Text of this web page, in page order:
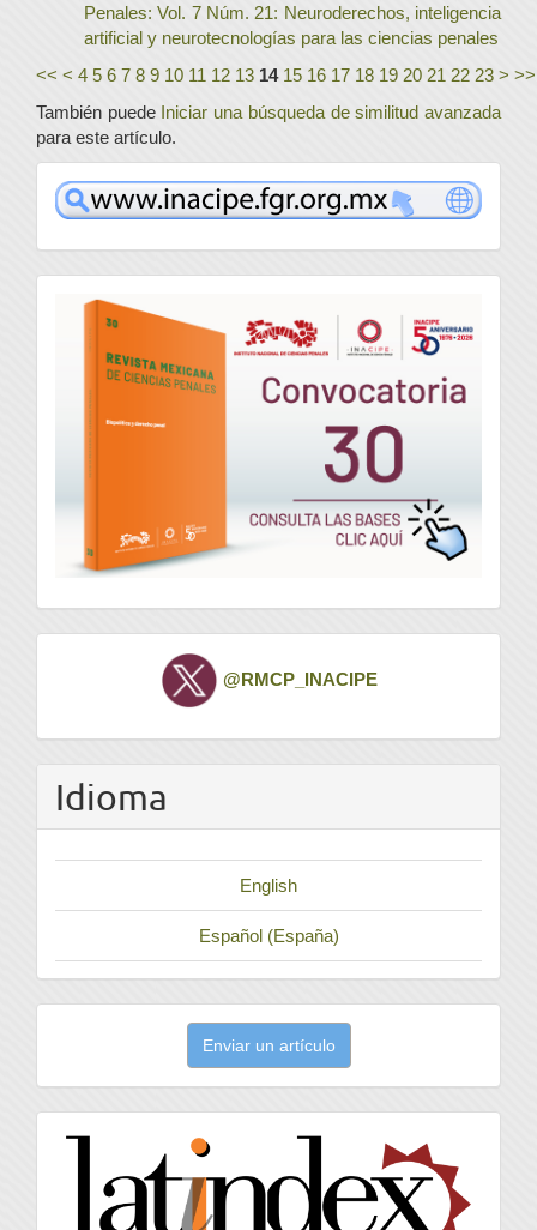
Penales: Vol. 7 Núm. 21: Neuroderechos, inteligencia
artificial y neurotecnologías para las ciencias penales
<< < 4 5 6 7 8 9 10 11 12 13 14 15 16 17 18 19 20 21 22 23 > >>
También puede Iniciar una búsqueda de similitud avanzada
para este artículo.
www
convocatoria
Twitter @RMCP_INACIPE
Idioma
English
Español (España)
artículo
Enviar un artículo
latindex